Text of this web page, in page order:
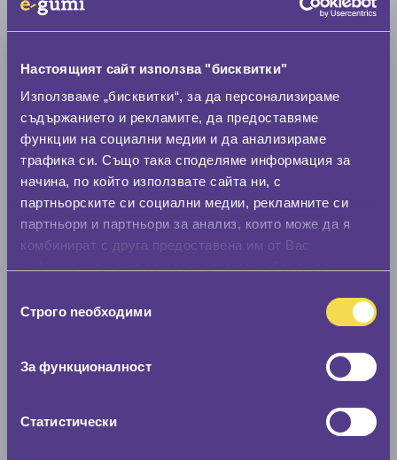
Настоящият сайт използва "бисквитки"
Използваме „бисквитки“, за да персонализираме
съдържанието и рекламите, да предоставяме
функции на социални медии и да анализираме
трафика си. Също така споделяме информация за
начина, по който използвате сайта ни, с
партньорските си социални медии, рекламните си
партньори и партньори за анализ, които може да я
комбинират с друга предоставена им от Вас
наСтрого nеобходими
За функционалност
Статистически
Нов размер